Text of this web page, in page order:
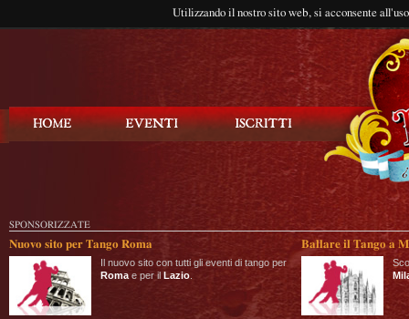
Utilizzando il nostro sito web, si acconsente
SPONSORIZZATE
Nuovo sito per Tango Roma
Il nuovo sito con tutti gli eventi di tango per
Roma e per il Lazio
Ballare il Tango a